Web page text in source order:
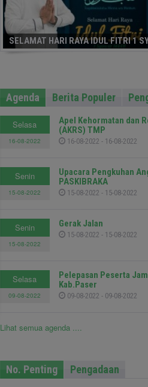
SELAMAT HARI RAYA IDUL FITRI 1
Agenda Berita Populer
Selasa
16-08-2022
Apel Kehormatan dan
(AKRS) TMP
16-08-2022 - 16-08-2022
Senin
15-08-2022
Upacara Pengkuhan
PASKIBRAKA
15-08-2022 - 15-08-2022
Senin
15-08-2022
Gerak Jalan
15-08-2022 - 15-08-2022
Selasa
09-08-2022
Pelepasan Peserta
Kab.Paser
09-08-2022 - 09-08-2022
Lihat semua agenda ....
No. Penting Pengadaan